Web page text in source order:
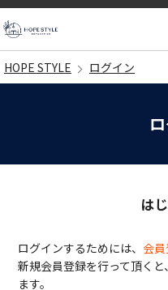
HOPE STYLE ログイン
は
ログインするためには、 会員
新規会員登録を行って頂く
ます。